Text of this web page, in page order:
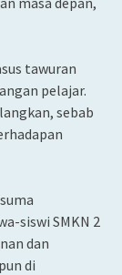
tawuran
pelajar.
sebab
siswi SMKN 2
dan
di